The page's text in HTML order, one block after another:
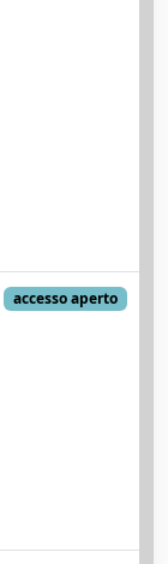
accesso aperto